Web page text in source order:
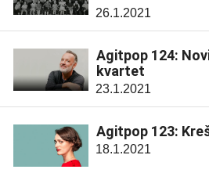
26.1.2021
Agitpop 124:
kvartet
23.1.2021
Agitpop 123:
18.1.2021